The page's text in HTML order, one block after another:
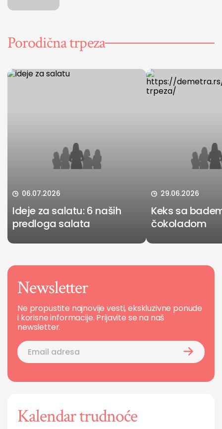
Porodična trpeza
06.07.2026
Ideje za salatu: 6 naših
predloga salata
29.06.2026
Keks sa
čokoladom
Newsletter
Ne propustite najnovije vesti, ekskluzivne ponude
i korisne informacije. Prijavite se na naš
newsletter.
Kalendar trudnoće